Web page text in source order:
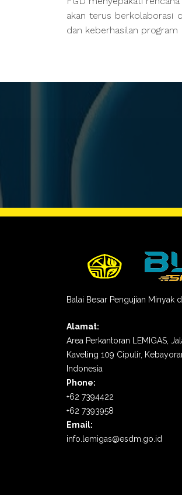
akan terus berkolaborasi
dan keberhasilan
Balai Besar Pengujian Minyak
Alamat:
Area Perkantoran LEMIGAS,
Kaveling 109 Cipulir,
Indonesia
Phone:
+62 7394422
+62 7393958
Email:
info.lemigas@esdm.go.id